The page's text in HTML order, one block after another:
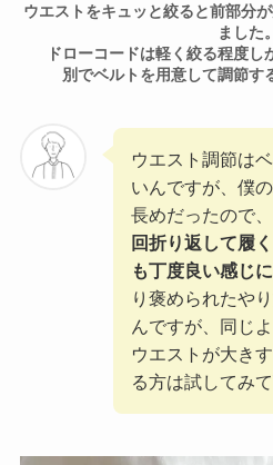
ウエストをキュッと絞ると前部分
ました。
ドローコードは軽く絞る程度し
別でベルトを用意して調節す
ウエスト調節は
いんですが、僕
長めだったので、
回折り返して履
も丁度良い感じ
り褒められたや
んですが、同じ
ウエストが大き
る方は試してみて